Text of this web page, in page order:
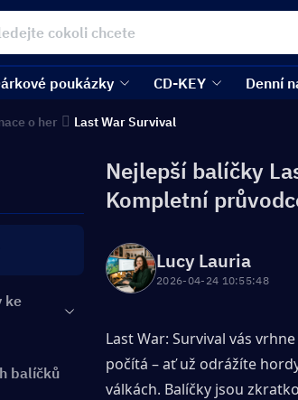
poukázky CD-KEY Denní
o her Last War Survival
ke
balíčků
Nejlepší balíčky
Kompletní
Lucy Lauria
2026-04-24 10:55:48
Last War: Survival vás
počítá – ať už odrážíte
válkách. Balíčky jsou